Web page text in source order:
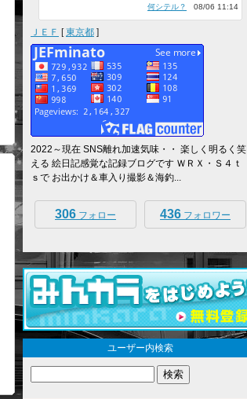
何シテル？ 08/06 11:14
ＪＥＦ [東京都 ]
2022～現在 SNS離れ加速気味・・ 楽しく明るく笑
える 絵日記感覚な記録ブログです ＷＲＸ・Ｓ４ｔ
ｓで お出かけ＆車入り撮影＆海釣...
306 フォロー 436 フォロワー
ユーザー内検索